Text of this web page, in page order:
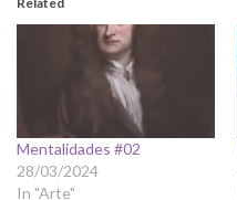
Mentalidades #02
28/03/2024
In "Arte"